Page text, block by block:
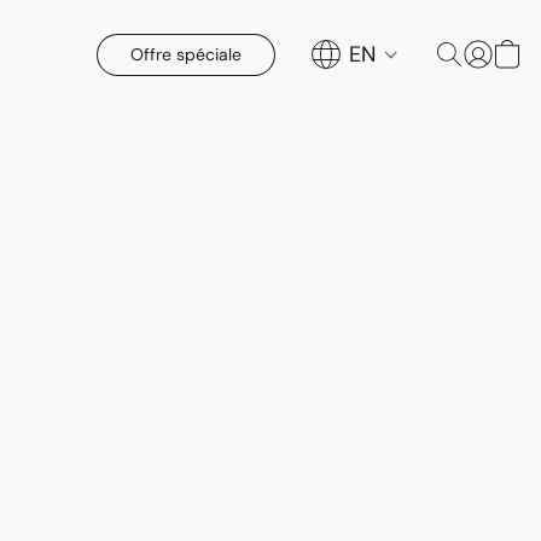
Offre spéciale EN